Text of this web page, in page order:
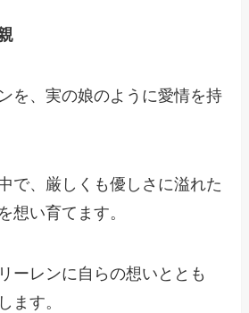
を、実の娘のように愛情を持
で、厳しくも優しさに溢れた
想い育てます。
ーレンに自らの想いととも
ます。